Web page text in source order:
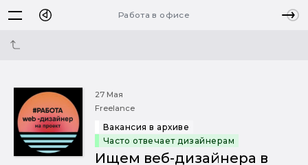
Работа в офисе
27 Мая
Freelance
Вакансия в архиве
Часто отвечает дизайнерам
Ищем веб-дизайнера в